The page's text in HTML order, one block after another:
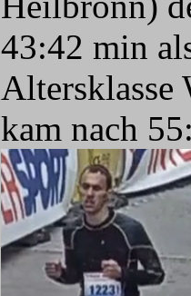
43:42 min
Altersklasse
kam nach